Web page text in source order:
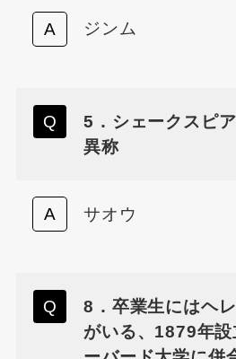
ジンム
5．シェークスピ
異称
サオウ
8．卒業生にはヘ
がいる、1879年